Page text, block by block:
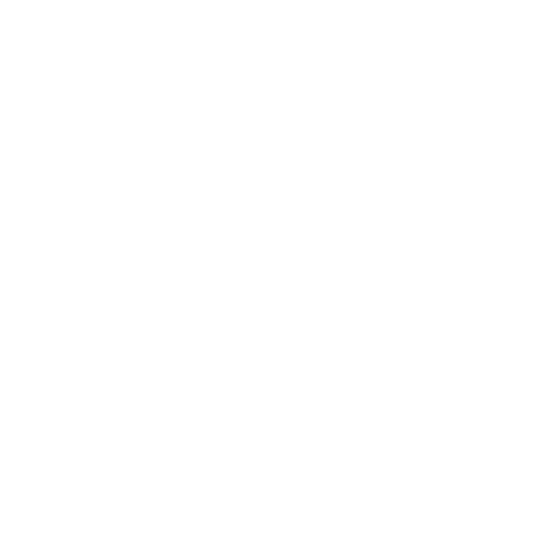
させていただ
了承ください。
き作成されるも
ようお願いしま
です。
ありません。
ず変更すること
1000ppm以下、
下、フタル酸ジブチ
ない年数を意
貨物等」とい
可)を取得する
要な手段を講じ
ムロン制御